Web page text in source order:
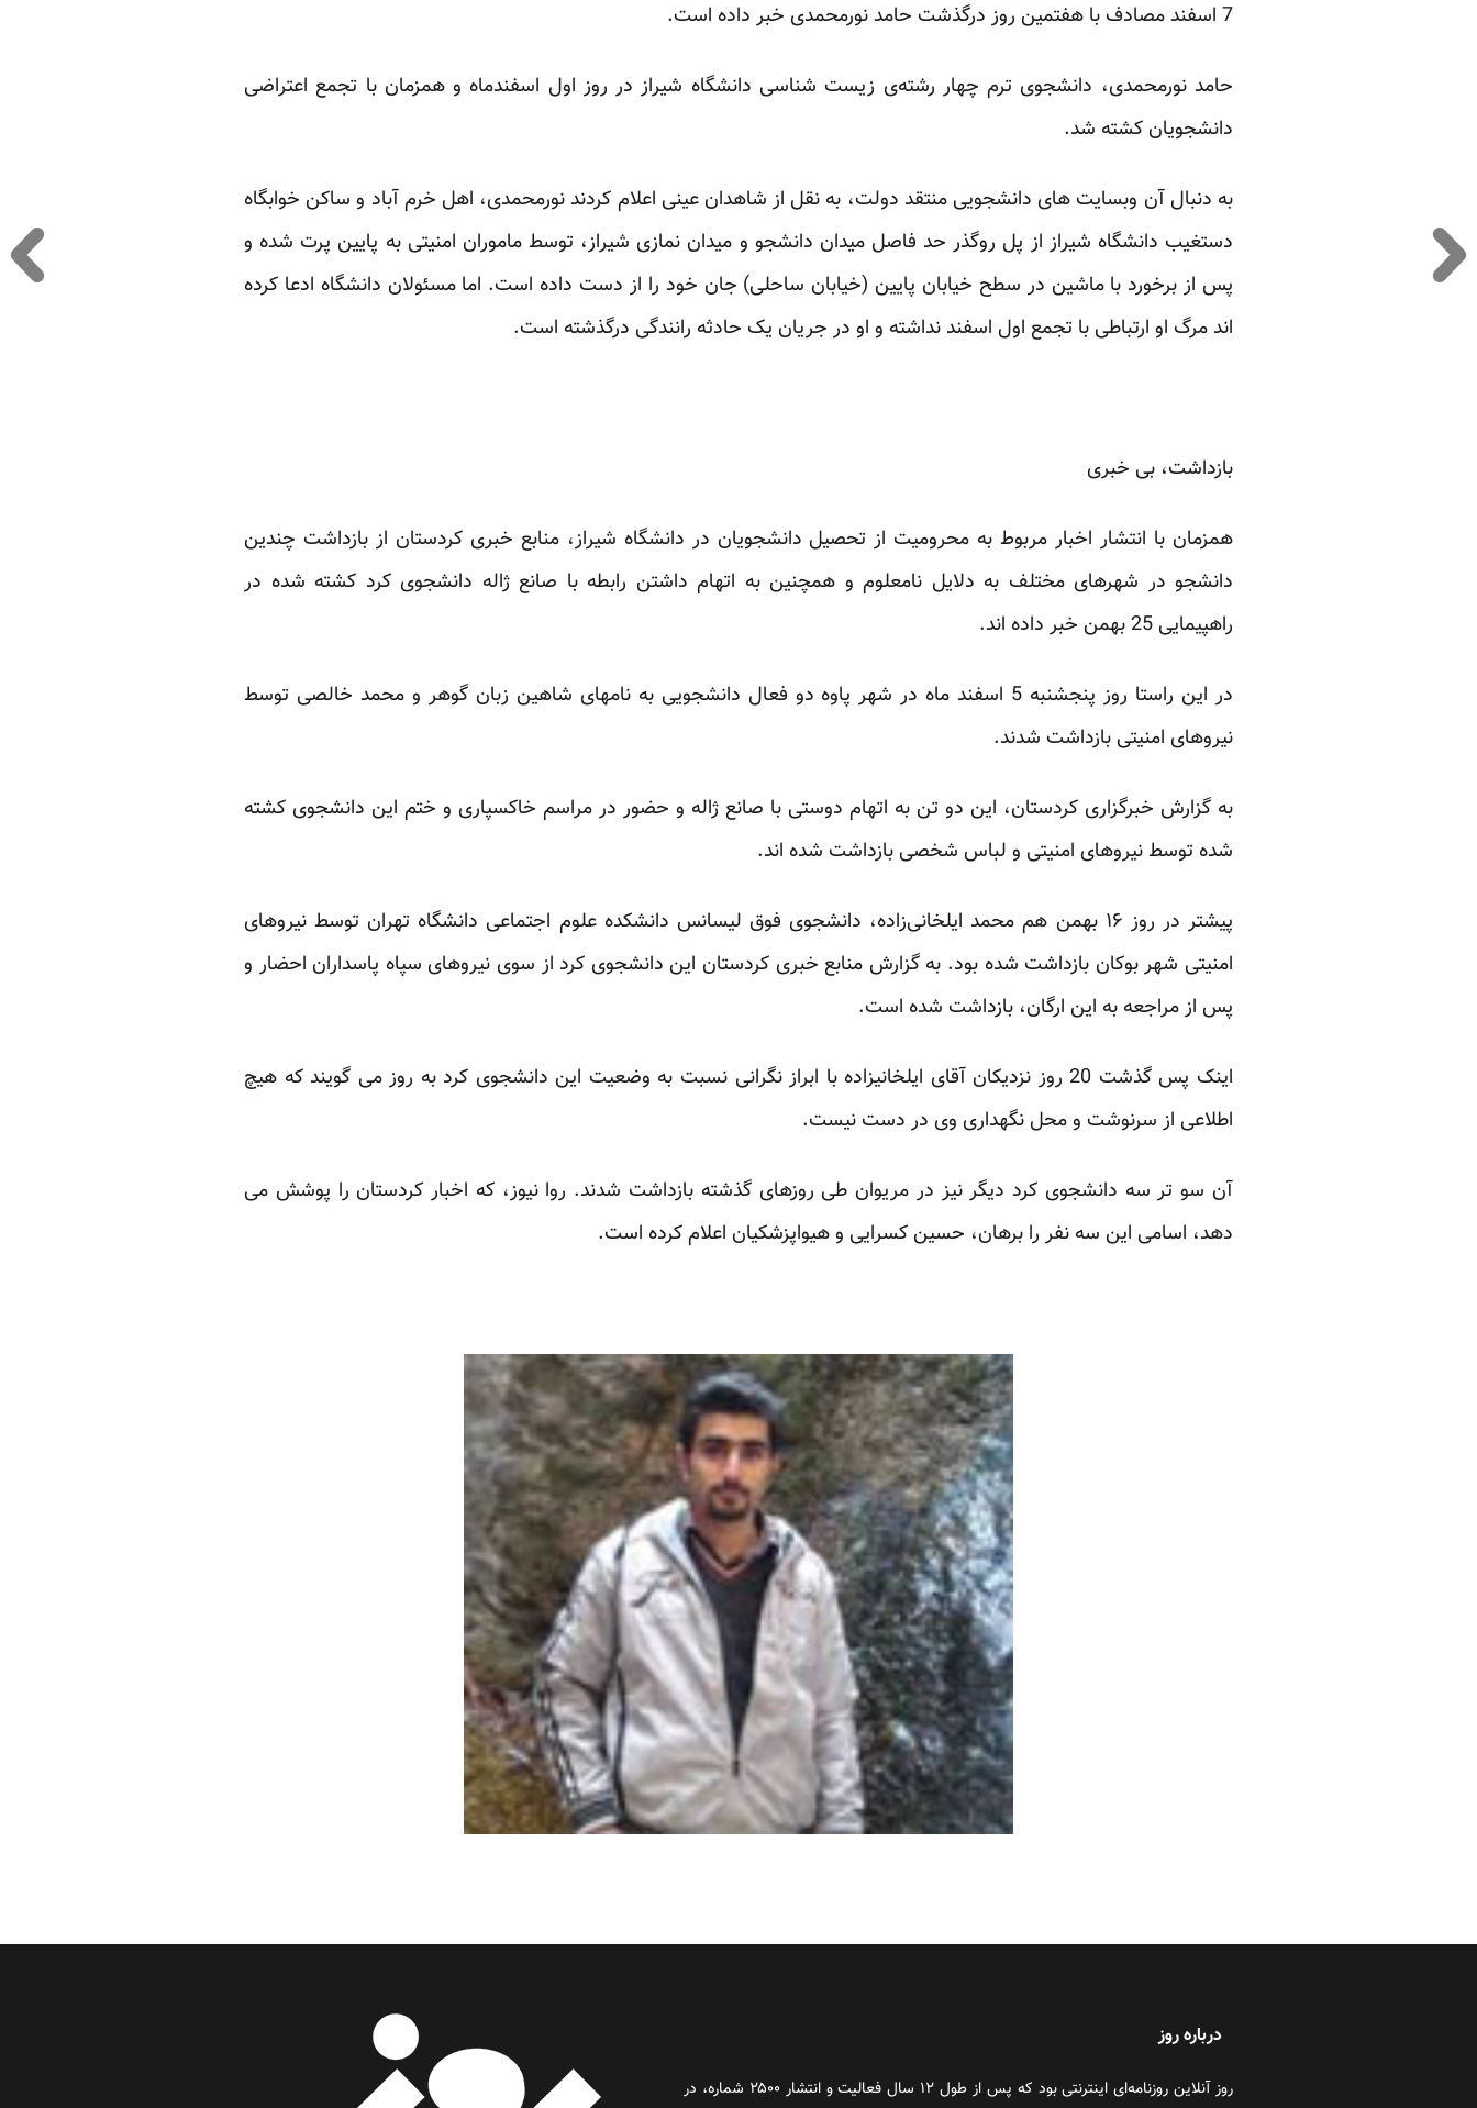
7 اسفند مصادف با هفتمین روز درگذشت حامد نورمحمدی خبر داده است.
حامد نورمحمدی، دانشجوی ترم چهار رشته‌ی زیست شناسی دانشگاه شیراز در روز اول اسفندماه و همزمان با تجمع اعتراضی
دانشجویان کشته شد.
به دنبال آن وبسایت های دانشجویی منتقد دولت، به نقل از شاهدان عینی اعلام کردند نورمحمدی، اهل خرم آباد و ساکن خوابگاه
دستغیب دانشگاه شیراز از پل روگذر حد فاصل میدان دانشجو و میدان نمازی شیراز، توسط ماموران امنیتی به پایین پرت شده و
پس از برخورد با ماشین در سطح خیابان پایین (خیابان ساحلی) جان خود را از دست داده است. اما مسئولان دانشگاه ادعا کرده
اند مرگ او ارتباطی با تجمع اول اسفند نداشته و او در جریان یک حادثه رانندگی درگذشته است.
بازداشت، بی خبری
همزمان با انتشار اخبار مربوط به محرومیت از تحصیل دانشجویان در دانشگاه شیراز، منابع خبری کردستان از بازداشت چندین
دانشجو در شهرهای مختلف به دلایل نامعلوم و همچنین به اتهام داشتن رابطه با صانع ژاله دانشجوی کرد کشته شده در
راهپیمایی 25 بهمن خبر داده اند.
در این راستا روز پنجشنبه 5 اسفند ماه در شهر پاوه دو فعال دانشجویی به نامهای شاهین زبان‏ گوهر و محمد خالصی توسط
نیروهای امنیتی بازداشت شدند.
به گزارش خبرگزاری کردستان، این دو تن به اتهام دوستی با صانع ژاله و حضور در مراسم خاکسپاری و ختم این دانشجوی کشته
شده توسط نیروهای امنیتی و لباس شخصی بازداشت شده اند.
پیشتر در روز ۱۶ بهمن‌ هم محمد ایلخانی‌زاده، دانشجوی فوق لیسانس دانشکده علوم اجتماعی دانشگاه تهران توسط نیروهای
امنیتی شهر بوکان بازداشت شده بود. به گزارش منابع خبری کردستان این دانشجوی کرد از سوی نیروهای سپاه پاسداران احضار و
پس از مراجعه به این ارگان، بازداشت شده است.
اینک پس گذشت 20 روز نزدیکان آقای ایلخانیزاده با ابراز نگرانی نسبت به وضعیت این دانشجوی کرد به روز می گویند که هیچ
اطلاعی از سرنوشت و محل نگهداری وی در دست نیست.
آن سو تر سه دانشجوی کرد دیگر نیز در مریوان طی روزهای گذشته بازداشت شدند. روا نیوز، که اخبار کردستان را پوشش می
دهد، اسامی این سه نفر را برهان، حسین کسرایی و هیواپزشکیان اعلام کرده است.
درباره روز
روز آنلاین روزنامه‌ای اینترنتی بود که پس از طول ۱۲ سال فعالیت و انتشار ۲۵۰۰ شماره، در